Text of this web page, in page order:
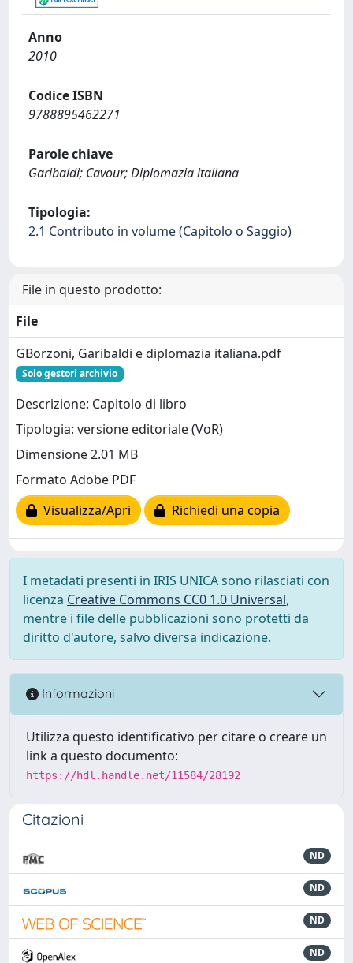
Anno
2010
Codice ISBN
9788895462271
Parole chiave
Garibaldi; Cavour; Diplomazia italiana
Tipologia:
2.1 Contributo in volume (Capitolo o Saggio)
File in questo prodotto:
File
GBorzoni, Garibaldi e diplomazia italiana.pdf
Solo gestori archivio
Descrizione: Capitolo di libro
Tipologia: versione editoriale (VoR)
Dimensione 2.01 MB
Formato Adobe PDF
Visualizza/Apri
Richiedi una copia
I metadati presenti in IRIS UNICA sono rilasciati con
licenza Creative Commons CC0 1.0 Universal,
mentre i file delle pubblicazioni sono protetti da
diritto d'autore, salvo diversa indicazione.
Informazioni
Utilizza questo identificativo per citare o creare un
link a questo documento:
https://hdl.handle.net/11584/28192
Citazioni
ND
ND
ND
ND